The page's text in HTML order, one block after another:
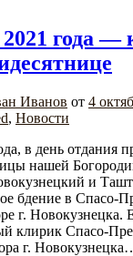
2021 года —
Иванов от 4
, Новости
в день отдания
нашей
и
бдение в Спасо-
г. Новокузнецка.
клирик Спасо-
г.